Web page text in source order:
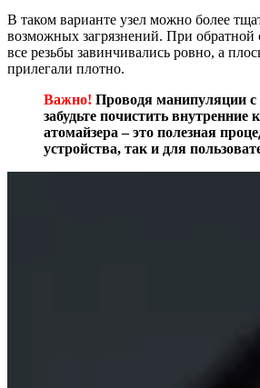
В таком варианте узел можно более
возможных загрязнений. При обратной
все резьбы завинчивались ровно, а
прилегали плотно.
Важно! Проводя манипуляции с
забудьте почистить внутренние
атомайзера – это полезная
устройства, так и для